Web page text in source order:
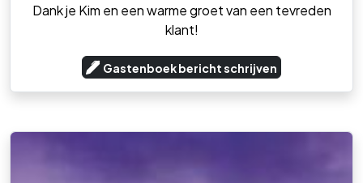
Dank je Kim en een warme groet van een tevreden
klant!
Gastenboek bericht schrijven